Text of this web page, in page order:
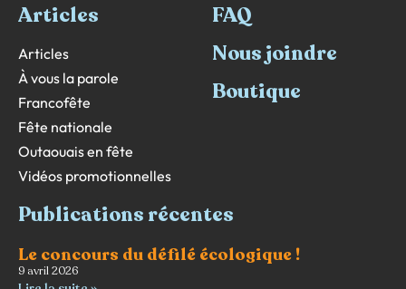
Articles
Articles
À vous la parole
Francofête
Fête nationale
Outaouais en fête
Vidéos promotionnelles
FAQ
Nous joindre
Boutique
Publications récentes
Le concours du défilé écologique !
9 avril 2026